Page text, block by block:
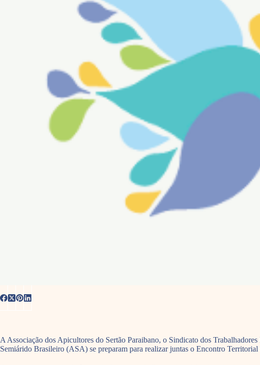
A Associação dos Apicultores do Sertão Paraibano, o Sindicato dos
Semiárido Brasileiro (ASA) se preparam para realizar juntas o Encontro